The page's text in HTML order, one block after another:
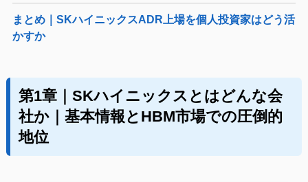
まとめ｜SKハイニックスADR上場を個人投資家はどう活
かすか
第1章｜SKハイニックスとはどんな会
社か｜基本情報とHBM市場での圧倒的
地位